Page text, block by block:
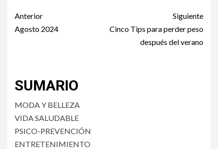
Post
navigation
Anterior
Agosto 2024
Siguiente
Cinco Tips para perder peso
después del verano
SUMARIO
MODA Y BELLEZA
VIDA SALUDABLE
PSICO-PREVENCIÓN
ENTRETENIMIENTO